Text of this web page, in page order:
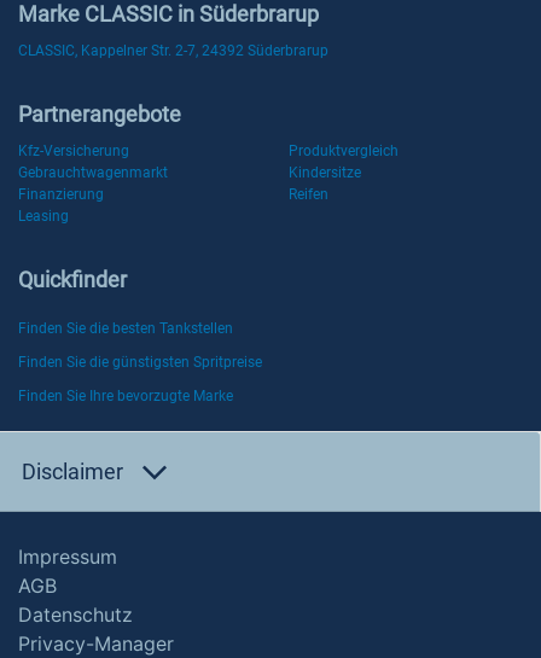
Marke CLASSIC in Süderbrarup
CLASSIC, Kappelner Str. 2-7, 24392 Süderbrarup
Partnerangebote
Kfz-Versicherung
Produktvergleich
Gebrauchtwagenmarkt
Kindersitze
Finanzierung
Reifen
Leasing
Quickfinder
Finden Sie die besten Tankstellen
Finden Sie die günstigsten Spritpreise
Finden Sie Ihre bevorzugte Marke
Disclaimer
Impressum
AGB
Datenschutz
Privacy-Manager